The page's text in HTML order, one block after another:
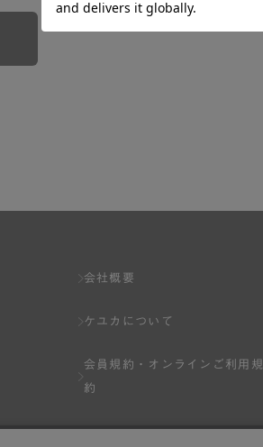
会社概要
ケユカについて
会員規約・
オンラインご利用規
約
Q&A